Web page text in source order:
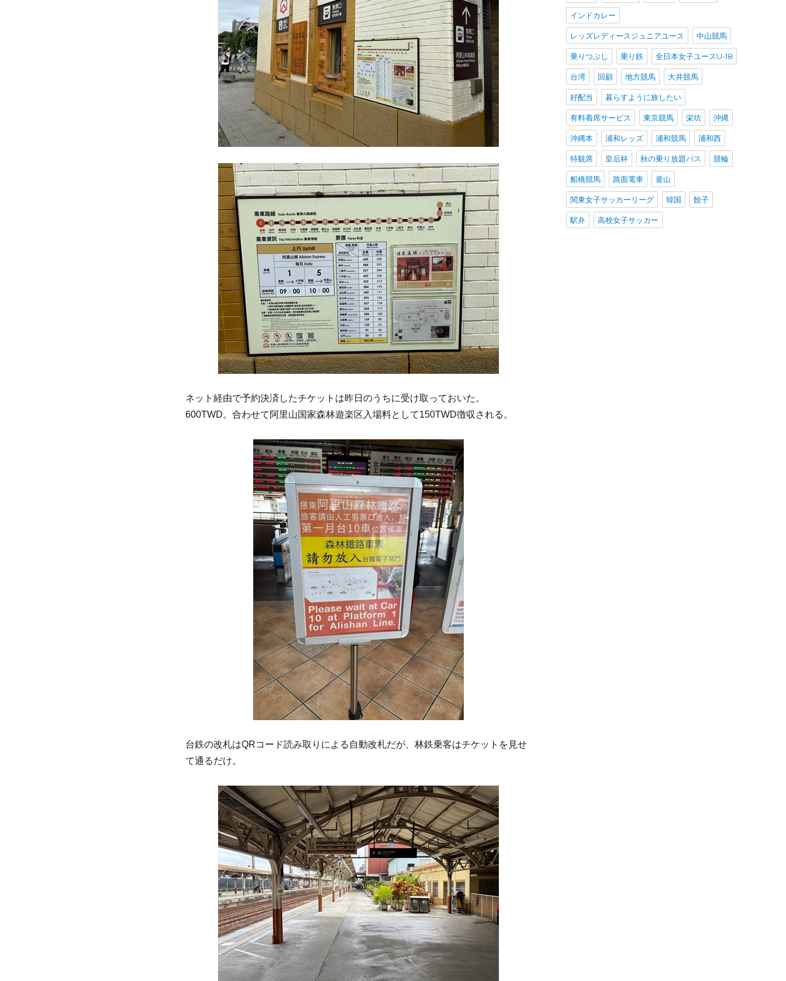
ネット経由で予約決済したチケットは昨日のうちに受け取っておいた。
600TWD。合わせて阿里山国家森林遊楽区入場料として150TWD徴収される。
台鉄の改札はQRコード読み取りによる自動改札だが、林鉄乗客はチケットを見せ
て通るだけ。
インドカレー
レッズレディースジュニアユース 中山競馬
乗りつぶし 乗り鉄 全日本女子ユースU-18
台湾 回顧 地方競馬 大井競馬
好配当 暮らすように旅したい
有料着席サービス 東京競馬 栄坊 沖縄
沖縄本 浦和レッズ 浦和競馬 浦和西
特観席 皇后杯 秋の乗り放題パス 競輪
船橋競馬 路面電車 釜山
関東女子サッカーリーグ 韓国 餃子
駅弁 高校女子サッカー